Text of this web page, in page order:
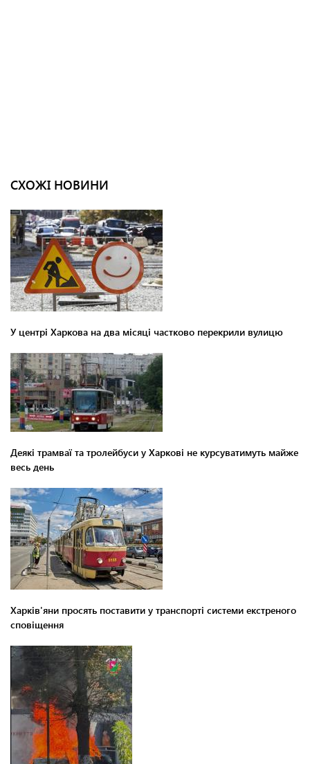
СХОЖІ НОВИНИ
У центрі Харкова на два місяці частково перекрили вулицю
Деякі трамваї та тролейбуси у Харкові не курсуватимуть майже
весь день
Харків'яни просять поставити у транспорті системи екстреного
сповіщення